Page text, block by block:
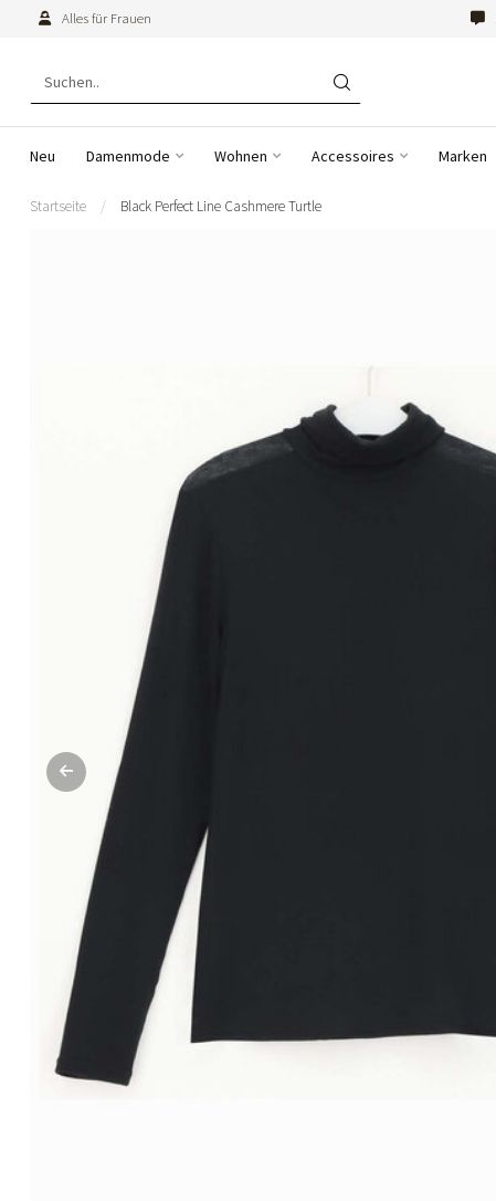
Alles für Frauen
Neu Damenmode Wohnen Accessoires Marken
Startseite / Black Perfect Line Cashmere Turtle